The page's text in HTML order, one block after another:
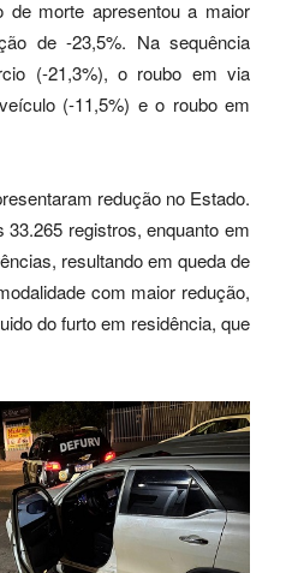
de morte apresentou a maior
de -23,5%. Na sequência
(-21,3%), o roubo em via
(-11,5%) e o roubo em
redução no Estado.
registros, enquanto em
resultando em queda de
com maior redução,
do furto em residência, que